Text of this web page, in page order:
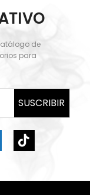
de
para
SUSCRIBIR